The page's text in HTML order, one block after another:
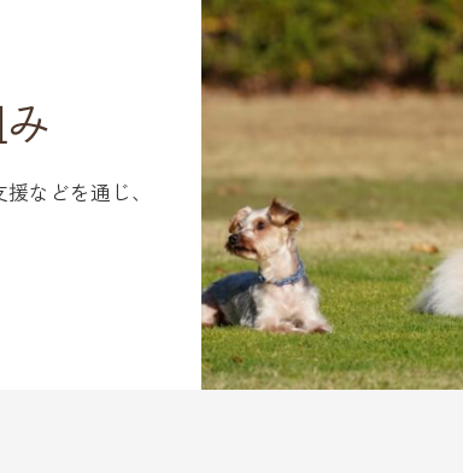
などを通じ、